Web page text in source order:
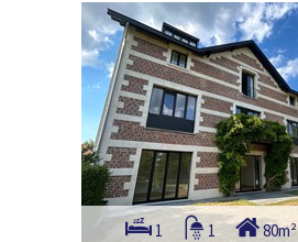
1 1 80m²